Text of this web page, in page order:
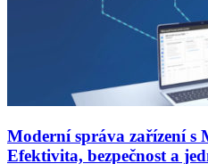
Moderní správa zařízení s
Efektivita, bezpečnost a